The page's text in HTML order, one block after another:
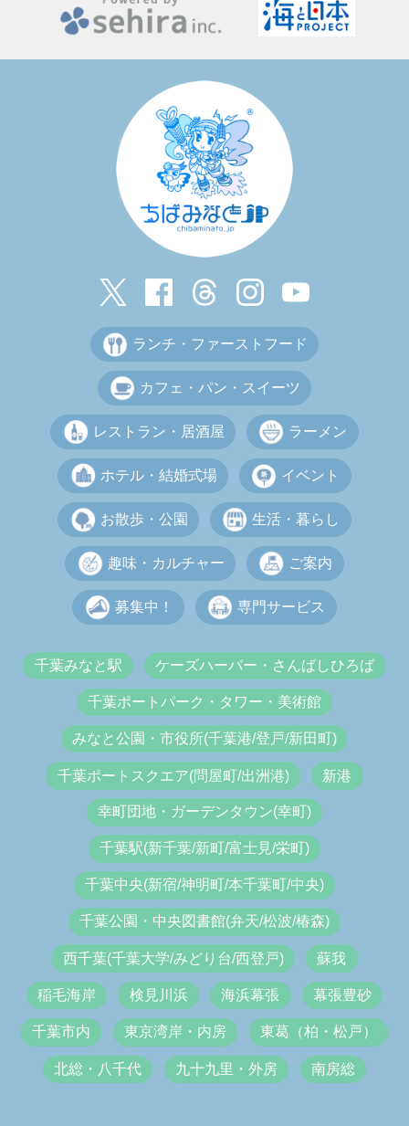
ランチ・ファーストフード
カフェ・パン・スイーツ
レストラン・居酒屋 ラーメン
ホテル・結婚式場 イベント
お散歩・公園 生活・暮らし
趣味・カルチャー ご案内
募集中！ 専門サービス
千葉みなと駅 ケーズハーバー・さんばしひろば
千葉ポートパーク・タワー・美術館
みなと公園・市役所(千葉港/登戸/新田町)
千葉ポートスクエア(問屋町/出洲港) 新港
幸町団地・ガーデンタウン(幸町)
千葉駅(新千葉/新町/富士見/栄町)
千葉中央(新宿/神明町/本千葉町/中央)
千葉公園・中央図書館(弁天/松波/椿森)
西千葉(千葉大学/みどり台/西登戸) 蘇我
稲毛海岸 検見川浜 海浜幕張 幕張豊砂
千葉市内 東京湾岸・内房 東葛（柏・松戸）
北総・八千代 九十九里・外房 南房総